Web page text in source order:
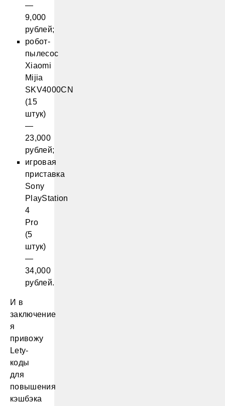
—
9,000
рублей;
робот-
пылесос
Xiaomi
Mijia
SKV4000CN
(15
штук)
—
23,000
рублей;
игровая
приставка
Sony
PlayStation
4
Pro
(5
штук)
—
34,000
рублей.
И в
заключение
я
привожу
Lety-
коды
для
повышения
кэшбэка